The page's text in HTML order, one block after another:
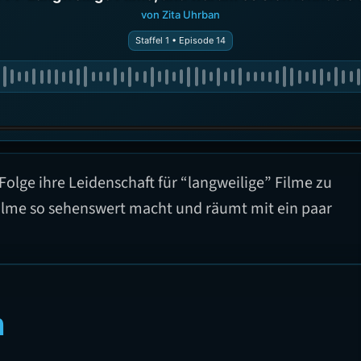
von Zita Uhrban
Staffel 1 • Episode 14
ihre Leidenschaft für “langweilige” Filme zu
so sehenswert macht und räumt mit ein paar